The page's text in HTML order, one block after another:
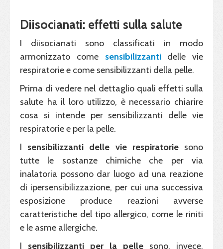
Diisocianati: effetti sulla salute
I diisocianati sono classificati in modo
armonizzato come sensibilizzantidelle vie
respiratorie e come sensibilizzanti della pelle.
Prima di vedere nel dettaglio quali effetti sulla
salute ha il loro utilizzo, è necessario chiarire
cosa si intende per sensibilizzanti delle vie
respiratorie e per la pelle.
I sensibilizzanti delle vie respiratoriesono
tutte le sostanze chimiche che per via
inalatoria possono dar luogo ad una reazione
di ipersensibilizzazione, per cui una successiva
esposizione produce reazioni avverse
caratteristiche del tipo allergico, come le riniti
e le asme allergiche.
I sensibilizzanti per la pelle sono, invece,